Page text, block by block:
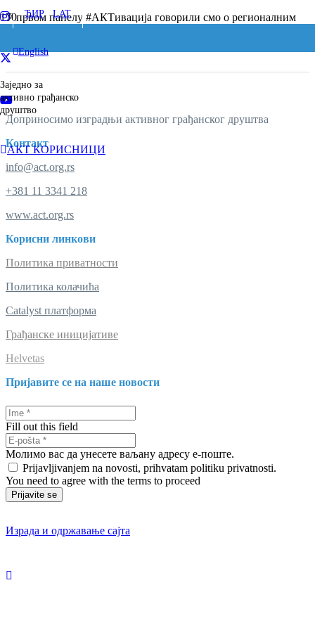
ЋИР/LAT
English
Заједно за
активно грађанско
друштво
AКT КОРИСНИЦИ
У првом панелу #АКТивација говорили смо о регионалним
трендовима…ево шта је рекао панелиста из Македоније.
Доприносимо изградњи активног грађанског друштва
Контакт
info@act.org.rs
+381 11 3341 218
www.act.org.rs
Корисни линкови
Политика приватности
Политика колачића
Catalyst платформа
Грађанске иницијативе
Helvetas
Пријавите се на наше новости
Fill out this field
Молимо вас да унесете ваљану адресу е-поште.
Prijavljivanjem na novosti, prihvatam politiku privatnosti.
You need to agree with the terms to proceed
Prijavite se
Израда и одржавање сајта